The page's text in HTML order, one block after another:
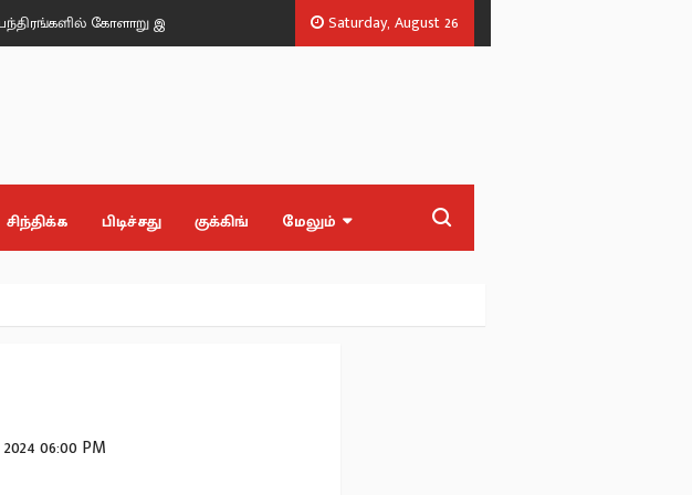
கோளாறு இல்லை - தேர்தல் அலுவலர். அரசியல் பழிவாங்கும் நோக்கோடு பிஆர் சுந்தர் கைது? -
Saturday, August 26
சிந்திக்க பிடிச்சது குக்கிங் மேலும்
06:00 PM